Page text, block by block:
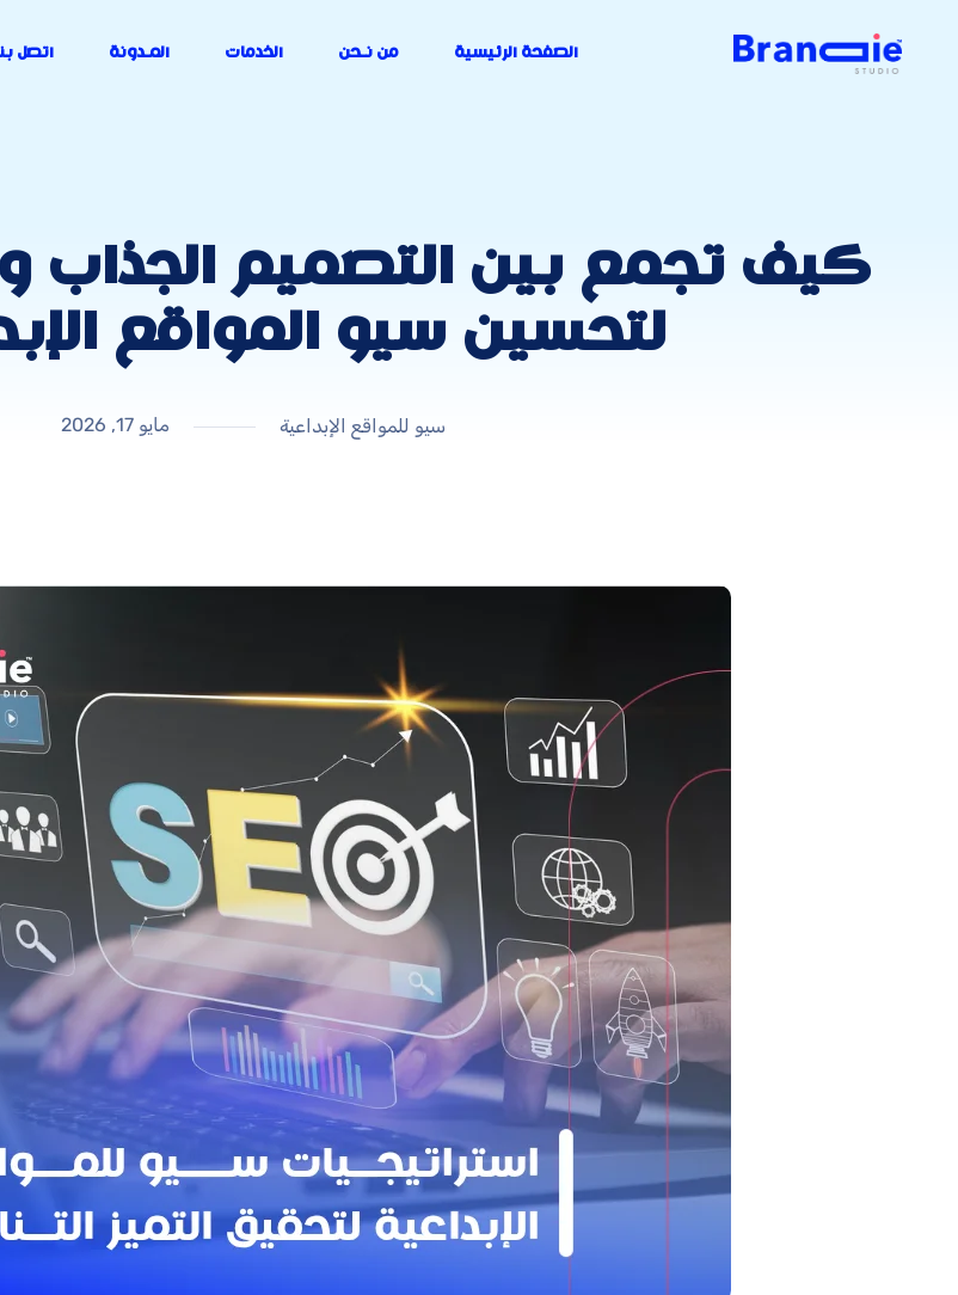
الصفحة الرئيسية من نـحن الخدمات المـدونة اتصل
كيف تجمع بين التصميم الجذاب
لتحسين سيو المواقع
سيو للمواقع الإبداعية مايو 17, 2026